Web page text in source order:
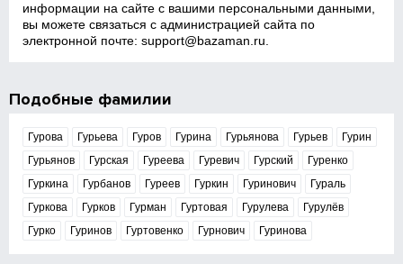
информации на сайте с вашими персональными данными,
вы можете связаться с администрацией сайта по
электронной почте:support@bazaman.ru
Подобные фамилии
Гурова Гурьева Гуров Гурина Гурьянова Гурьев
Гурин
Гурьянов
Гурская Гуреева Гуревич Гурский
Гуренко
Гуркина
Гурбанов Гуреев Гуркин Гуринович
Гураль
Гуркова
Гурков Гурман Гуртовая Гурулева
Гурулёв
Гурко
Гуринов Гуртовенко Гурнович Гуринова